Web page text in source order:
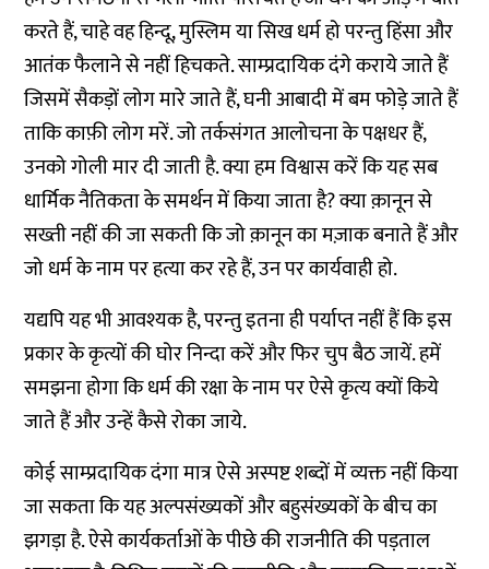
करते हैं, चाहे वह हिन्दू, मुस्लिम या सिख धर्म हो परन्तु हिंसा और
आतंक फैलाने से नहीं हिचकते. साम्प्रदायिक दंगे कराये जाते हैं
जिसमें सैकड़ों लोग मारे जाते हैं, घनी आबादी में बम फोड़े जाते हैं
ताकि काफ़ी लोग मरें. जो तर्कसंगत आलोचना के पक्षधर हैं,
उनको गोली मार दी जाती है. क्या हम विश्वास करें कि यह सब
धार्मिक नैतिकता के समर्थन में किया जाता है? क्या क़ानून से
सख्ती नहीं की जा सकती कि जो क़ानून का मज़ाक बनाते हैं और
जो धर्म के नाम पर हत्या कर रहे हैं, उन पर कार्यवाही हो.
यद्यपि यह भी आवश्यक है, परन्तु इतना ही पर्याप्त नहीं हैं कि इस
प्रकार के कृत्यों की घोर निन्दा करें और फिर चुप बैठ जायें. हमें
समझना होगा कि धर्म की रक्षा के नाम पर ऐसे कृत्य क्यों किये
जाते हैं और उन्हें कैसे रोका जाये.
कोई साम्प्रदायिक दंगा मात्र ऐसे अस्पष्ट शब्दों में व्यक्त नहीं किया
जा सकता कि यह अल्पसंख्यकों और बहुसंख्यकों के बीच का
झगड़ा है. ऐसे कार्यकर्ताओं के पीछे की राजनीति की पड़ताल